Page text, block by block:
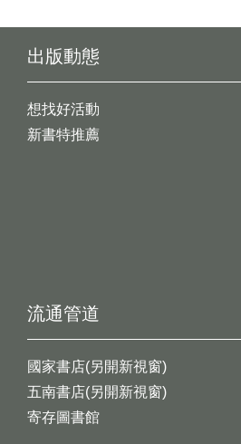
出版動態
想找好活動
新書特推薦
流通管道
國家書店(另開新視窗)
五南書店(另開新視窗)
寄存圖書館